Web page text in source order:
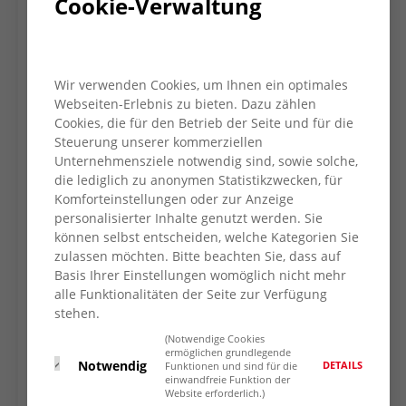
Schwangerschaft und Sexualität
üblichen Öffnungszeiten erreichbar.
UPDATE (11.5.20)Frauenberatungsstelle
Wesel (0281 46095914) ist zu den üblichen
Öffnungszeiten erreichbar.
UPDATE (11.5.20)Anlaufstelle gegen
sexuelle Gewaltin Dinslaken (02064
621850) ist zu den üblichen
Öffnungszeiten erreichbar.
UPDATE (11.5.20)Beratungsstelle für
Paare und Familien in Rheinberg.
UPDATE (11.5.20)
psychosozialer Beratung
Kamp-Lintfort, Wesel und Rheinberg
UPDATE (11.5.20)Migrations-Beratungin
Dinslaken und Moers
Wir verwenden Cookies, um Ihnen ein optimales
Webseiten-Erlebnis zu bieten. Dazu zählen
Cookies, die für den Betrieb der Seite und für die
Steuerung unserer kommerziellen
Unternehmensziele notwendig sind, sowie solche,
die lediglich zu anonymen Statistikzwecken, für
Komforteinstellungen oder zur Anzeige
personalisierter Inhalte genutzt werden. Sie
können selbst entscheiden, welche Kategorien Sie
zulassen möchten. Bitte beachten Sie, dass auf
Basis Ihrer Einstellungen womöglich nicht mehr
alle Funktionalitäten der Seite zur Verfügung
stehen.
Notwendig
(Notwendige Cookies
ermöglichen grundlegende
Funktionen und sind für die
einwandfreie Funktion der
Website erforderlich.)
DETAILS